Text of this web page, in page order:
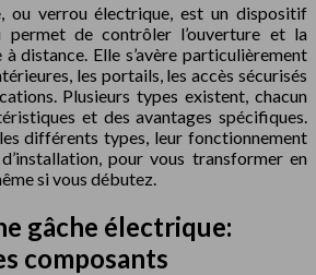
ou verrou électrique, est un dispositif
permet de contrôler l’ouverture et la
distance. Elle s’avère particulièrement
les portails, les accès sécurisés
Plusieurs types existent, chacun
et des avantages spécifiques.
différents types, leur fonctionnement
pour vous transformer en
si vous débutez.
gâche électrique:
composants